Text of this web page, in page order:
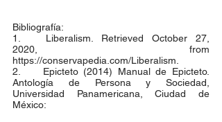
Bibliografía:
1.	Liberalism. Retrieved October 27,
2020, from
https://conservapedia.com/Liberalism.
2.	Epicteto (2014) Manual de Epicteto.
Antología de Persona y Sociedad,
Universidad Panamericana, Ciudad de
México: